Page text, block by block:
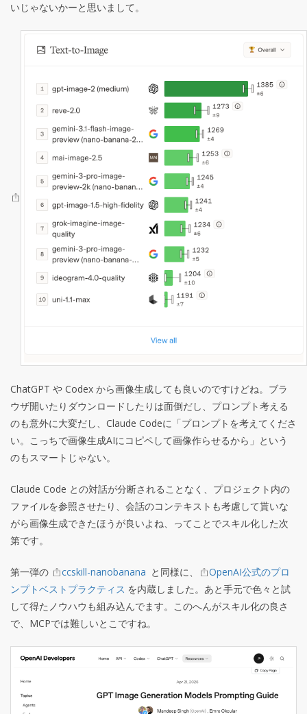
いじゃないかーと思いまして。
ChatGPT や Codex から画像生成しても良いのですけどね。ブラ
ウザ開いたりダウンロードしたりは面倒だし、プロンプト考える
のも意外に大変だし、Claude Codeに「プロンプトを考えてくださ
い。こっちで画像生成AIにコピペして画像作らせるから」という
のもスマートじゃない。
Claude Code との対話が分断されることなく、プロジェクト内の
ファイルを参照させたり、会話のコンテキストも考慮して貰いな
がら画像生成できたほうが良いよね、ってことでスキル化した次
第です。
第一弾の ccskill-nanobanana と同様に、
OpenAI公式のプロ
ンプトベストプラクティス を内蔵しました。あと手元で色々と試
して得たノウハウも組み込んでます。このへんがスキル化の良さ
で、MCPでは難しいとこですね。